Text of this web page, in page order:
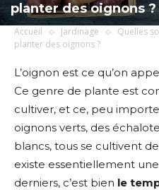
planter des oignons ?
Accueil Jardinage
Quelles
planter des oignons ?
L’oignon est ce qu’on
Ce genre de plante est
cultiver, et ce, peu
oignons verts, des
blancs, tous se cultivent
existe essentiellement
derniers, c’est bien le